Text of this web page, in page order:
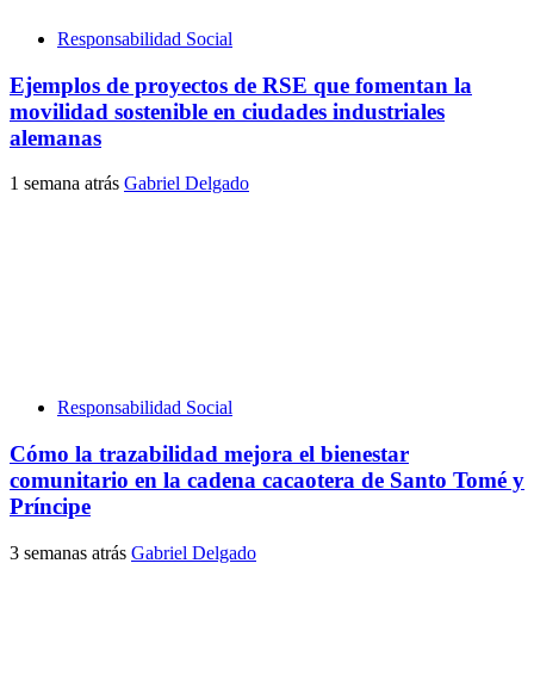
Responsabilidad Social
Ejemplos de proyectos de RSE que fomentan la
movilidad sostenible en ciudades industriales
alemanas
1 semana atrás Gabriel Delgado
Responsabilidad Social
Cómo la trazabilidad mejora el bienestar
comunitario en la cadena cacaotera de Santo Tomé y
Príncipe
3 semanas atrás Gabriel Delgado